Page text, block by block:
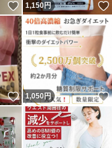
いいね！
1,150円
いいね！
1,050円